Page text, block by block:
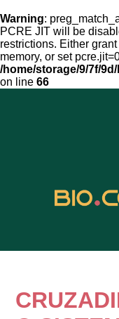
Warning:
PCRE JIT will be
restrictions. Either
memory, or set
/home/storage/9/7f/
on line 66